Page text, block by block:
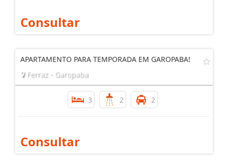
Consultar
APARTAMENTO PARA TEMPORADA EM GAROPABA!
Ferraz - Garopaba
3 2 2
Consultar